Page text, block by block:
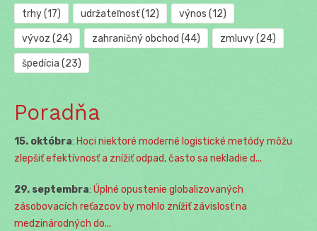
trhy(17) udržateľnosť(12) výnos (12)
vývoz (24) zahraničný obchod (44) zmluvy(24)
špedícia (23)
Poradňa
15. októbra: Hoci niektoré moderné logistické metódy môžu
zlepšiť efektívnosť a znížiť odpad, často sa nekladie d...
29. septembra: Úplné opustenie globalizovaných
zásobovacích reťazcov by mohlo znížiť závislosť na
medzinárodných do...